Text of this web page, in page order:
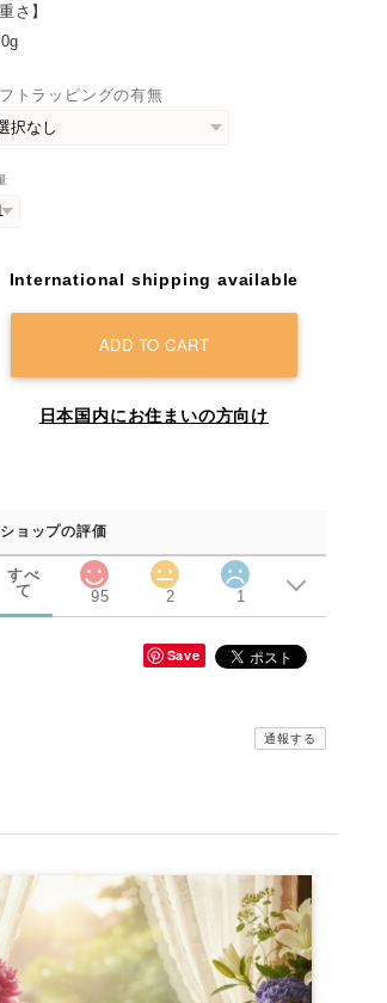
重さ】
トラッピングの有無
International shipping available
ADD TO CART
日本国内にお住まいの方向け
ショップの評価
すべ
て
95 2 1
Save
通報する